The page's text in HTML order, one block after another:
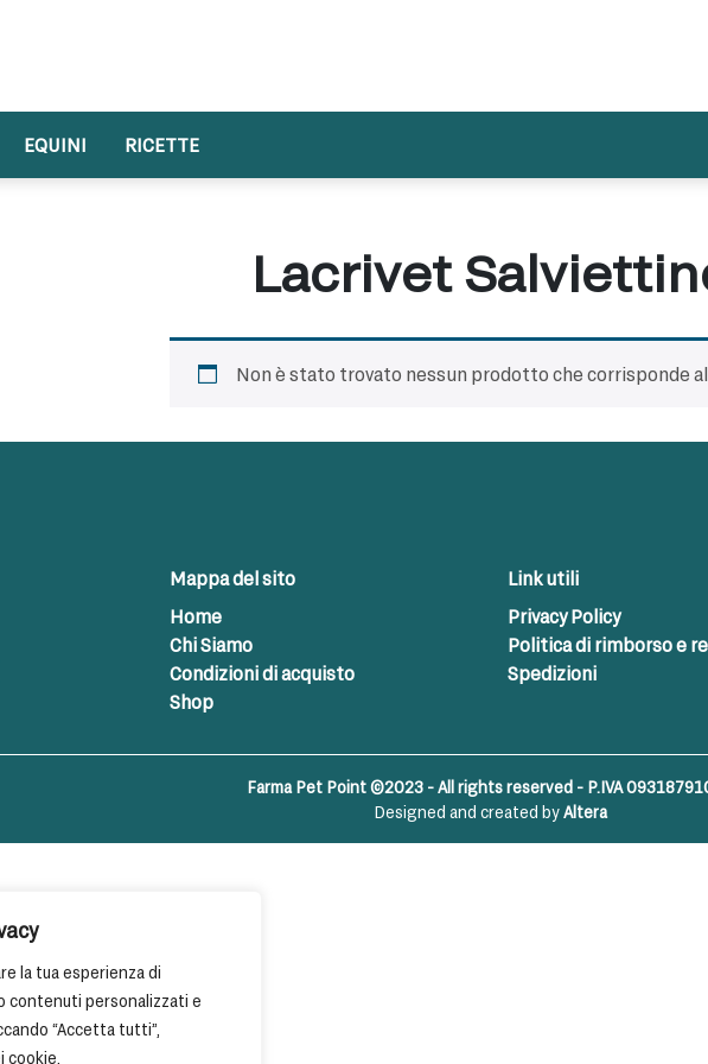
la tua esperienza di
contenuti personalizzati e
“Accetta tutti”,
EQUINI RICETTE
Lacrivet
Non è stato trovato nessun prodotto che corrisponde
Mappa del sito
Home
Chi Siamo
Condizioni di acquisto
Shop
Link utili
Privacy Policy
Politica di rimborso e
Spedizioni
Farma Pet Point ©2023 - All rights reserved - P.IVA
Designed and created byAltera